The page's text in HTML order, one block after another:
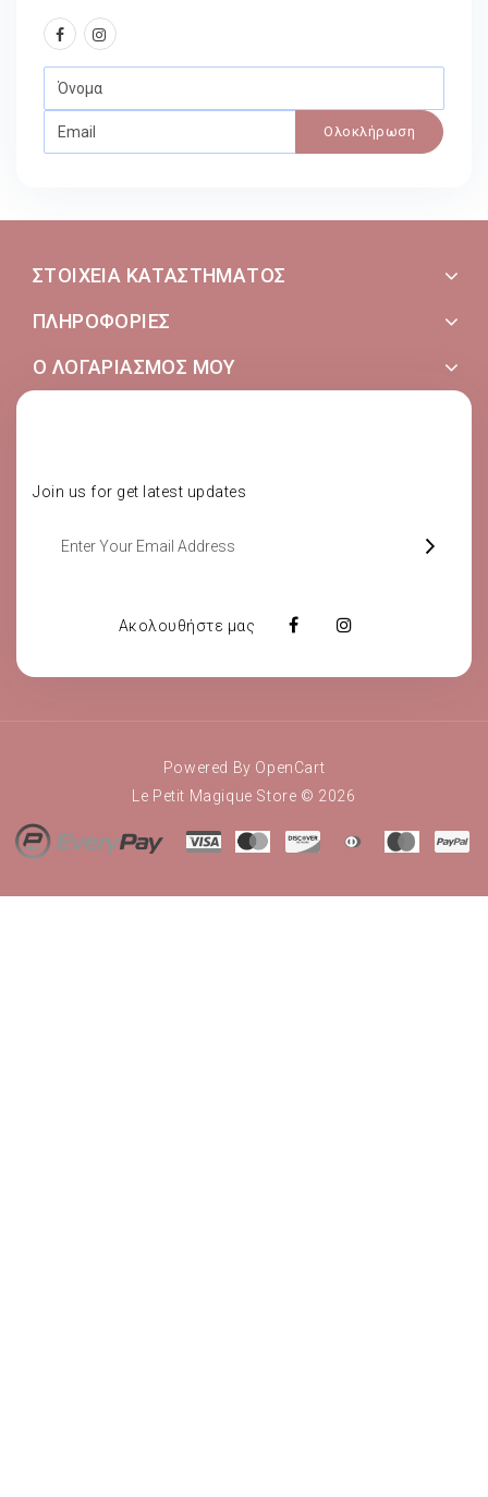
Ολοκλήρωση
ΣΤΟΙΧΕΊΑ ΚΑΤΑΣΤΉΜΑΤΟΣ
ΠΛΗΡΟΦΟΡΊΕΣ
Ο ΛΟΓΑΡΙΑΣΜΌΣ ΜΟΥ
Join us for get latest updates
Ακολουθήστε μας
Powered By OpenCart
Le Petit Magique Store © 2026